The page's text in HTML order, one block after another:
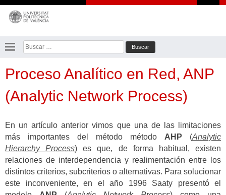
Saltar
contenido
Buscar:
Proceso Analítico en Red, ANP
(Analytic Network Process)
En un artículo anterior vimos que una de las limitaciones
más importantes del método método AHP (Analytic
Hierarchy Process) es que, de forma habitual, existen
relaciones de interdependencia y realimentación entre los
distintos criterios, subcriterios o alternativas. Para solucionar
este inconveniente, en el año 1996 Saaty presentó el